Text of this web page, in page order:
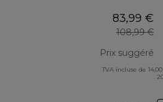
83,99 €
108,99 €
Prix suggéré
TVA incluse de